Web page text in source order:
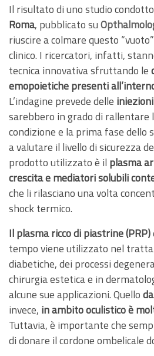
Il risultato di uno studio
Roma, pubblicato su
riuscire a colmare questo
clinico. I ricercatori, infatti,
tecnica innovativa sfruttando le
emopoietiche presenti
L’indagine prevede delle
sarebbero in grado di rallentare
condizione e la prima fase dello
a valutare il livello di sicurezza
prodotto utilizzato è il plasma
crescita e mediatori solubili
che li rilasciano una volta
shock termico.
Il plasma ricco di piastrine (PRP)
tempo viene utilizzato nel
diabetiche, dei processi
chirurgia estetica e in
alcune sue applicazioni. Quello
invece, in ambito oculistico è
Tuttavia, è importante che
di donare il cordone ombelicale